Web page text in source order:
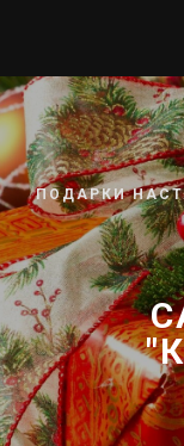
ПОДАРКИ